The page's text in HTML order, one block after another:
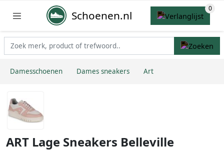
Schoenen.nl
Damesschoenen Dames sneakers Art
ART Lage Sneakers Belleville